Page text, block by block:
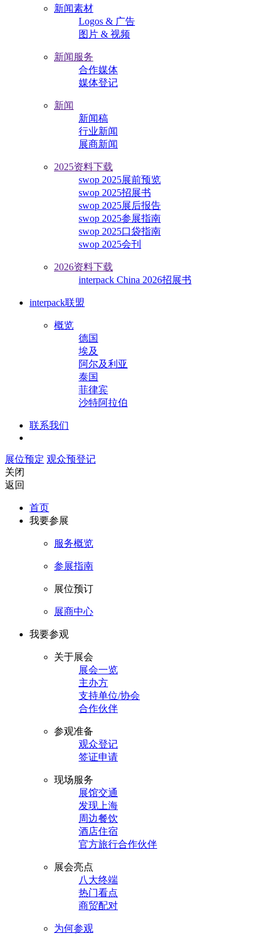
新闻素材
Logos & 广告
图片 & 视频
新闻服务
合作媒体
媒体登记
新闻
新闻稿
行业新闻
展商新闻
2025资料下载
swop 2025展前预览
swop 2025招展书
swop 2025展后报告
swop 2025参展指南
swop 2025口袋指南
swop 2025会刊
2026资料下载
interpack China 2026招展书
interpack联盟
概览
德国
埃及
阿尔及利亚
泰国
菲律宾
沙特阿拉伯
联系我们
展位预定 观众预登记
关闭
返回
首页
我要参展
服务概览
参展指南
展位预订
展商中心
我要参观
关于展会
展会一览
主办方
支持单位/协会
合作伙伴
参观准备
观众登记
签证申请
现场服务
展馆交通
发现上海
周边餐饮
酒店住宿
官方旅行合作伙伴
展会亮点
八大终端
热门看点
商贸配对
为何参观